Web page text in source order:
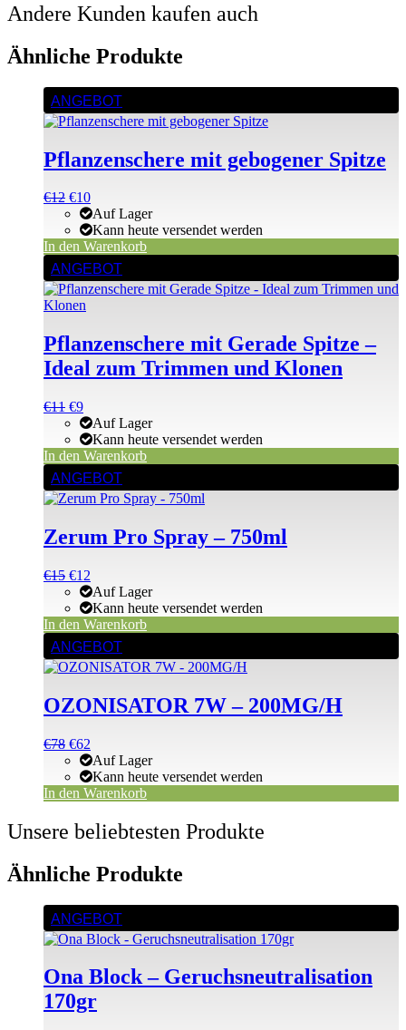
Andere Kunden kaufen auch
Ähnliche Produkte
ANGEBOT
Pflanzenschere mit gebogener Spitze
Ursprünglicher
Preis
war:
€12
€12Aktueller
Preis
ist:
€12.
€10
Auf Lager
Kann heute versendet werden
In den Warenkorb
ANGEBOT
Pflanzenschere mit Gerade Spitze –
Ideal zum Trimmen und Klonen
Ursprünglicher
Preis
war:
€11
€11Aktueller
Preis
ist:
€11.
€9
Auf Lager
Kann heute versendet werden
In den Warenkorb
ANGEBOT
Zerum Pro Spray – 750ml
Ursprünglicher
Preis
war:
€15
€15Aktueller
Preis
ist:
€15.
€12
Auf Lager
Kann heute versendet werden
In den Warenkorb
ANGEBOT
OZONISATOR 7W – 200MG/H
Ursprünglicher
Preis
war:
€78
€78Aktueller
Preis
ist:
€78.
€62
Auf Lager
Kann heute versendet werden
In den Warenkorb
Unsere beliebtesten Produkte
Ähnliche Produkte
ANGEBOT
Ona Block – Geruchsneutralisation
170gr